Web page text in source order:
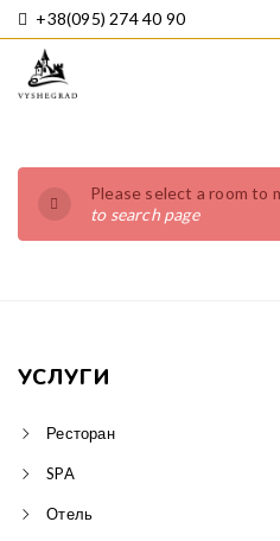
+38(095) 274 40 90
Please select a room to
to search page
УСЛУГИ
Ресторан
SPA
Отель